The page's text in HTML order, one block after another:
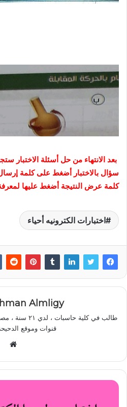
بعد الانتهاء من حل أسئلة الاختبار
سؤال بالاختبار أضغط على كلمة
كلمة عرض النتيجة أضغط عليها
اختبارات الكترونيه أحياء
Almligy
طالب في كلية
قنوات وموقع